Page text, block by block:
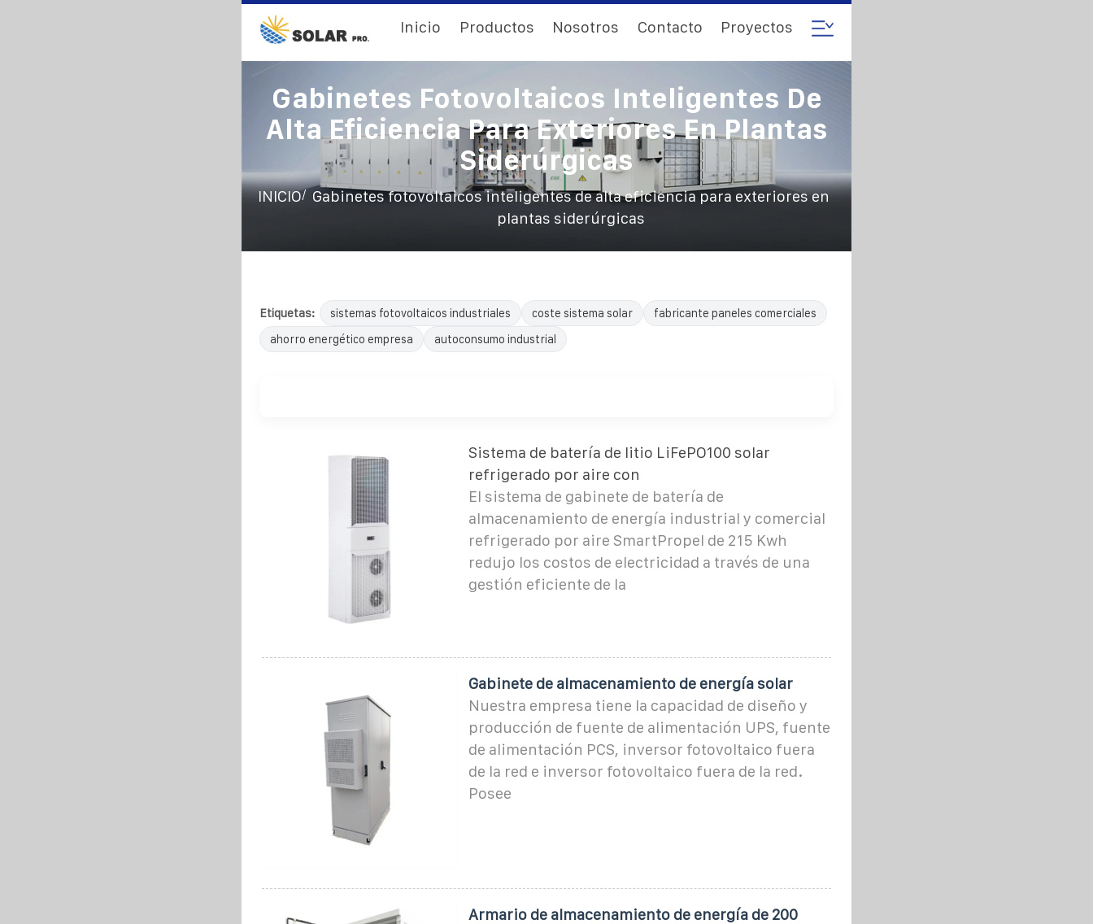
Inicio Productos Nosotros Contacto Proyectos
Gabinetes Fotovoltaicos Inteligentes De
Alta Eficiencia Para Exteriores En Plantas
Siderúrgicas
INICIO/ Gabinetes fotovoltaicos inteligentes de alta eficiencia para exteriores en
plantas siderúrgicas
Etiquetas: sistemas fotovoltaicos industriales coste sistema solar
fabricante paneles comerciales
ahorro energético empresa
autoconsumo industrial
Sistema de batería de litio LiFePO100 solar
refrigerado por aire con
El sistema de gabinete de batería de
almacenamiento de energía industrial y comercial
refrigerado por aire SmartPropel de 215 Kwh
redujo los costos de electricidad a través de una
gestión eficiente de la
Gabinete de almacenamiento de energía solar
Nuestra empresa tiene la capacidad de diseño y
producción de fuente de alimentación UPS, fuente
de alimentación PCS, inversor fotovoltaico fuera
de la red e inversor fotovoltaico fuera de la red.
Posee
Armario de almacenamiento de energía de 200